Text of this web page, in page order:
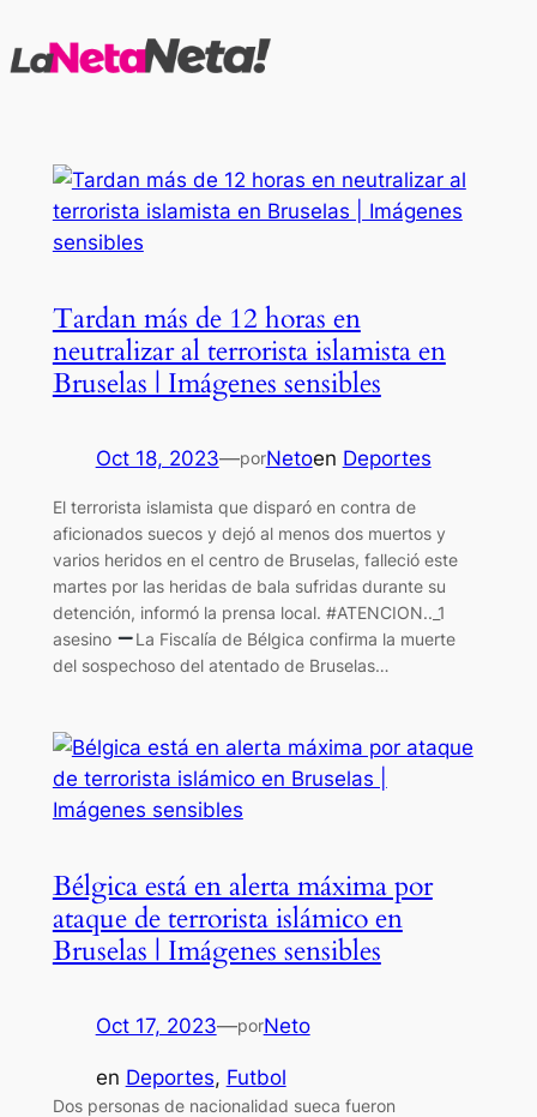
al
Tardan más de 12 horas en
neutralizar al terrorista islamista en
Bruselas | Imágenes sensibles
Oct 18, 2023—porNetoen Deportes
El terrorista islamista que disparó en contra de
aficionados suecos y dejó al menos dos muertos y
varios heridos en el centro de Bruselas, falleció este
martes por las heridas de bala sufridas durante su
detención, informó la prensa local. #ATENCION.._1
asesino
La Fiscalía de Bélgica confirma la muerte
del sospechoso del atentado de Bruselas…
Bélgica está en alerta máxima por
ataque de terrorista islámico en
Bruselas | Imágenes sensibles
Oct 17, 2023—porNeto
en Deportes, Futbol
Dos personas de nacionalidad sueca fueron